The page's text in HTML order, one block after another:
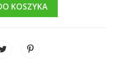
KOSZYKA